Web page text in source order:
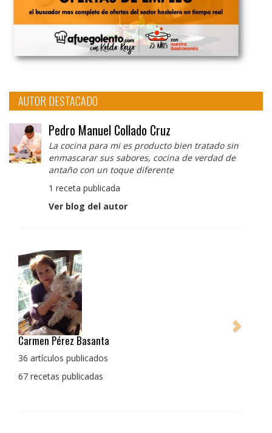
AUTOR DESTACADO
Pedro Manuel Collado Cruz
La cocina para mi es producto bien tratado sin
enmascarar sus sabores, cocina de verdad de
antaño con un toque diferente
1 receta publicada
Ver blog del autor
Pedro Manuel Collado Cruz
La cocina para mi es producto bien tratado sin
con un toque diferente